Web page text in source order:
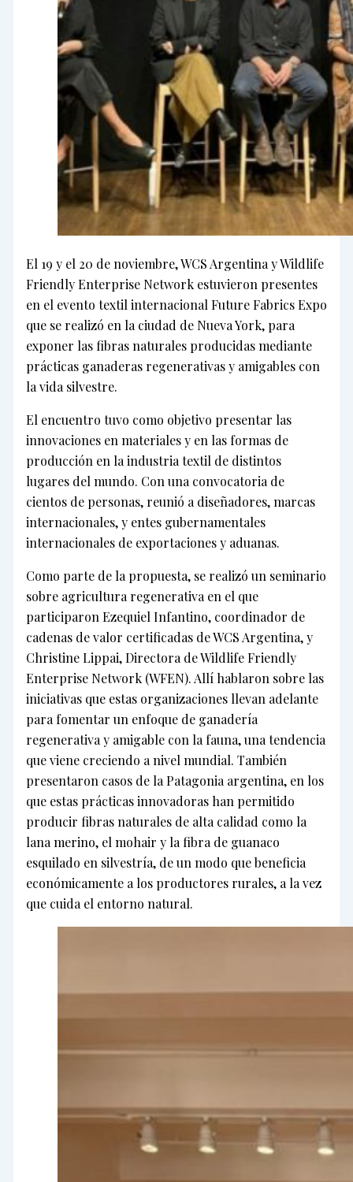
El 19 y el 20 de noviembre, WCS Argentina y Wildlife
Friendly Enterprise Network estuvieron presentes
en el evento textil internacional Future Fabrics Expo
que se realizó en la ciudad de Nueva York, para
exponer las fibras naturales producidas mediante
prácticas ganaderas regenerativas y amigables con
la vida silvestre.
El encuentro tuvo como objetivo presentar las
innovaciones en materiales y en las formas de
producción en la industria textil de distintos
lugares del mundo. Con una convocatoria de
cientos de personas, reunió a diseñadores, marcas
internacionales, y entes gubernamentales
internacionales de exportaciones y aduanas.
Como parte de la propuesta, se realizó un seminario
sobre agricultura regenerativa en el que
participaron Ezequiel Infantino, coordinador de
cadenas de valor certificadas de WCS Argentina, y
Christine Lippai, Directora de Wildlife Friendly
Enterprise Network (WFEN). Allí hablaron sobre las
iniciativas que estas organizaciones llevan adelante
para fomentar un enfoque de ganadería
regenerativa y amigable con la fauna, una tendencia
que viene creciendo a nivel mundial. También
presentaron casos de la Patagonia argentina, en los
que estas prácticas innovadoras han permitido
producir fibras naturales de alta calidad como la
lana merino, el mohair y la fibra de guanaco
esquilado en silvestría, de un modo que beneficia
económicamente a los productores rurales, a la vez
que cuida el entorno natural.